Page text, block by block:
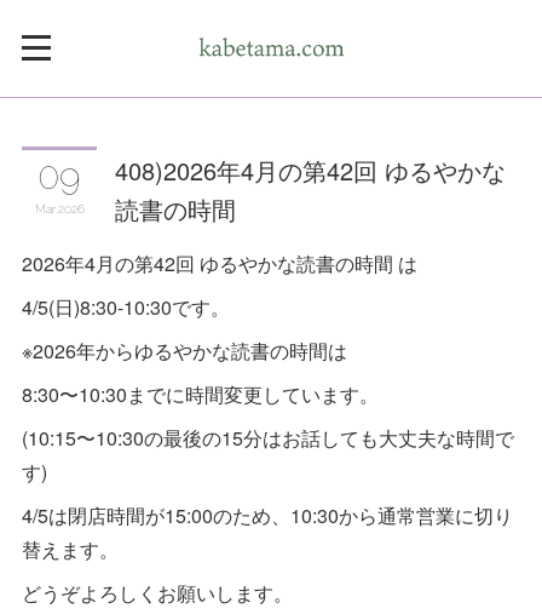
09
Mar 2026
408)2026年4月の第42回 ゆるやかな
読書の時間
2026年4月の第42回 ゆるやかな読書の時間 は
4/5(日)8:30-10:30です。
※2026年からゆるやかな読書の時間は
8:30〜10:30までに時間変更しています。
(10:15〜10:30の最後の15分はお話しても大丈夫な時間で
す)
4/5は閉店時間が15:00のため、10:30から通常営業に切り
替えます。
どうぞよろしくお願いします。